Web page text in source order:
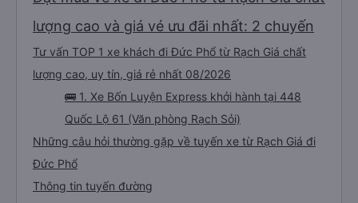
lượng cao và giá vé ưu đãi nhất: 2 chuyến
Tư vấn TOP 1 xe khách đi Đức Phổ từ Rạch Giá chất
lượng cao, uy tín, giá rẻ nhất 08/2026
🚌 1. Xe Bốn Luyện Express khởi hành tại 448
Quốc Lộ 61 (Văn phòng Rạch Sỏi)
Những câu hỏi thường gặp về tuyến xe từ Rạch Giá đi
Đức Phổ
Thông tin tuyến đường